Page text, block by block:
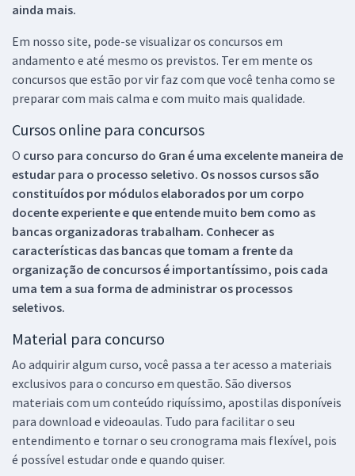
ainda mais.
Em nosso site, pode-se visualizar os concursos em
andamento e até mesmo os previstos. Ter em mente os
concursos que estão por vir faz com que você tenha como se
preparar com mais calma e com muito mais qualidade.
Cursos online para concursos
O curso para concurso do Gran é uma excelente maneira de
estudar para o processo seletivo. Os nossos cursos são
constituídos por módulos elaborados por um corpo
docente experiente e que entende muito bem como as
bancas organizadoras trabalham. Conhecer as
características das bancas que tomam a frente da
organização de concursos é importantíssimo, pois cada
uma tem a sua forma de administrar os processos
seletivos.
Material para concurso
Ao adquirir algum curso, você passa a ter acesso a materiais
exclusivos para o concurso em questão. São diversos
materiais com um conteúdo riquíssimo, apostilas disponíveis
para download e videoaulas. Tudo para facilitar o seu
entendimento e tornar o seu cronograma mais flexível, pois
é possível estudar onde e quando quiser.